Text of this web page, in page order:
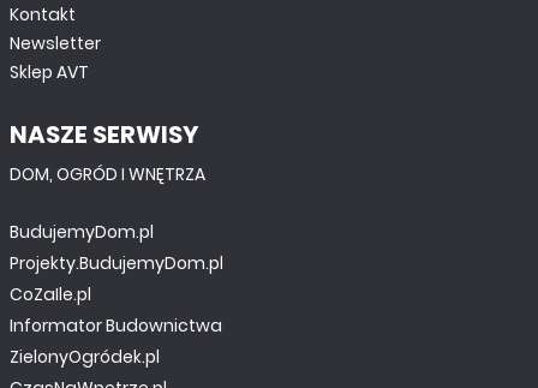
Kontakt
Newsletter
Sklep AVT
NASZE SERWISY
DOM, OGRÓD I WNĘTRZA
BudujemyDom.pl
Projekty.BudujemyDom.pl
CoZaIle.pl
Informator Budownictwa
ZielonyOgródek.pl